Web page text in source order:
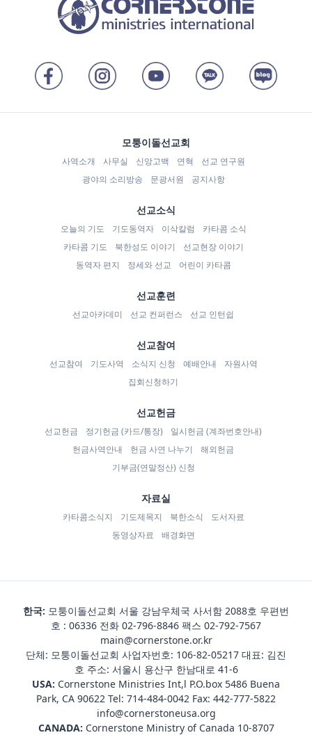
모퉁이돌선교회
사역소개 사무실 신앙고백 연혁
선교 연구원
광야의 소리방송
문광서원 공지사항
선교소식
오늘의 기도 기도동역자 이삭칼럼
카타콤 소식
카타콤 기도
북한성도 이야기
선교현장 이야기
동역자 편지
정세와 선교 어린이 카타콤
선교훈련
선교아카데미 선교 컨퍼런스 선교 인턴쉽
선교참여
선교참여 기도사역 소식지 신청 예배안내
자원사역
집회신청하기
선교헌금
선교헌금 정기헌금 (카드/통장)
일시헌금 (계좌번호안내)
헌금사역안내
헌금 사연 나누기
해외헌금
기부금(연말정산) 신청
자료실
카타콤소식지 기도제목지 북한소식
도서자료
동영상자료
배경화면
한국: 모퉁이돌선교회 서울 강남우체국 사서함 2088호 우편번
호 : 06336 전화 02-796-8846 팩스 02-792-7567
main@cornerstone.or.kr
단체: 모퉁이돌선교회 사업자번호: 106-82-05217 대표: 김진
호 주소: 서울시 용산구 한남대로 41-6
USA: Cornerstone Ministries Int,l P.O.box 5486 Buena
Park, CA 90622 Tel: 714-484-0042 Fax: 442-777-5822
info@cornerstoneusa.org
CANADA: Cornerstone Ministry of Canada 10-8707